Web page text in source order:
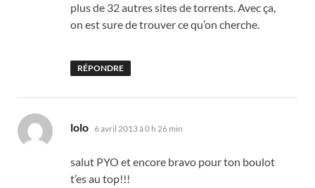
plus de 32 autres sites de torrents. Avec ça,
on est sure de trouver ce qu’on cherche.
RÉPONDRE
lolo dit :
6 avril 2013 à 0 h 26 min
salut PYO et encore bravo pour ton boulot
t’es au top!!!